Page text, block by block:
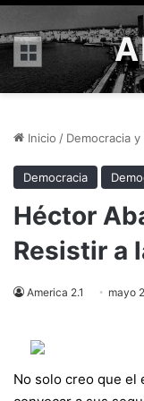
Menú
Inicio / Democracia
Democracia
Héctor
Resistir a
America 2.1 mayo
No solo creo que el